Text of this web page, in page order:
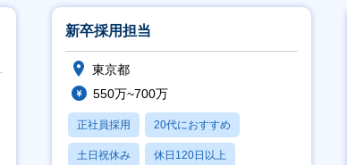
新卒採用担当
東京都
550万~700万
正社員採用 20代におすすめ
土日祝休み 休日120日以上